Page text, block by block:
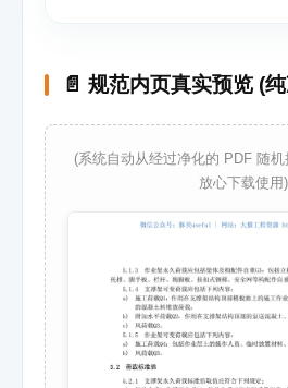
📄 规范内页真实预览 (
(系统自动从经过净化的 PDF 随机
放心下载使用)